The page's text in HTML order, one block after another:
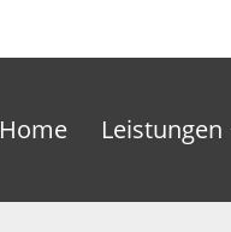
Home Leistungen